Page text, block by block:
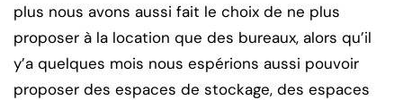
plus nous avons aussi fait le choix de ne plus
proposer à la location que des bureaux, alors qu’il
y’a quelques mois nous espérions aussi pouvoir
proposer des espaces de stockage, des espaces